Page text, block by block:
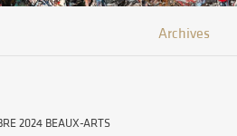
Archives
2024 BEAUX-ARTS